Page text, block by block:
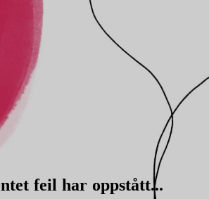
feil har oppstått...